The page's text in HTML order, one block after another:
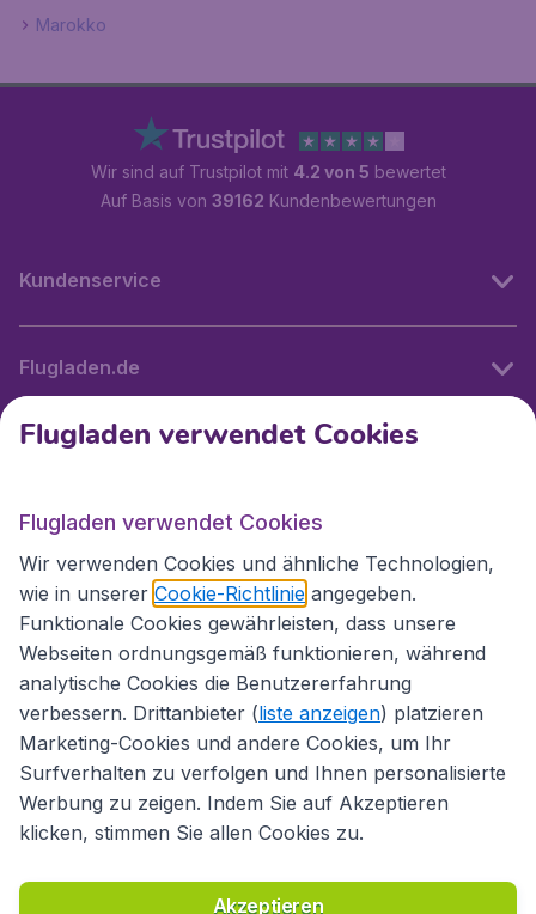
Marokko
Wir sind auf Trustpilot mit 4.2 von 5 bewertet
Auf Basis von 39162 Kundenbewertungen
Kundenservice
Flugladen.de
Internationale Webseiten
Folgen Sie uns:
Richtlinien und Bedingungen
Haftungsausschluss
Flugladen verwendet Cookies
Flugladen verwendet Cookies
Wir verwenden Cookies und ähnliche Technologien,
wie in unserer Cookie-Richtlinie angegeben.
Funktionale Cookies gewährleisten, dass unsere
Webseiten ordnungsgemäß funktionieren, während
analytische Cookies die Benutzererfahrung
verbessern. Drittanbieter (liste anzeigen) platzieren
Marketing-Cookies und andere Cookies, um Ihr
Surfverhalten zu verfolgen und Ihnen personalisierte
Werbung zu zeigen. Indem Sie auf Akzeptieren
klicken, stimmen Sie allen Cookies zu.
Akzeptieren